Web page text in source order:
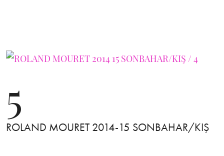
5
ROLAND MOURET 2014-15 SONBAHAR/KIŞ